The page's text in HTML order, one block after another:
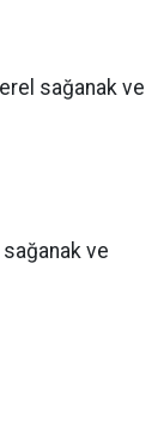
sağanak ve
ve